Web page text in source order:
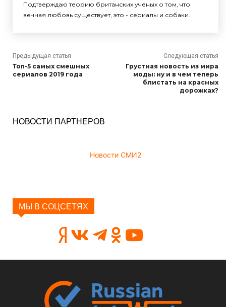
Подтверждаю теорию британских учёных о том, что
вечная любовь существует, это - сериалы и собаки.
Предыдущая статья
Топ-5 самых смешных
сериалов 2019 года
Следующая статья
Грустная новость из мира
моды: ну и в чем теперь
блистать на красных
дорожках?
НОВОСТИ ПАРТНЕРОВ
Новости СМИ2
МЫ В СОЦСЕТЯХ